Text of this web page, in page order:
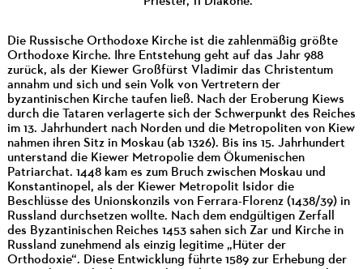
Die Russische Orthodoxe Kirche ist die zahlenmäßig größte
Orthodoxe Kirche. Ihre Entstehung geht auf das Jahr 988
zurück, als der Kiewer Großfürst Vladimir das Christentum
annahm und sich und sein Volk von Vertretern der
byzantinischen Kirche taufen ließ. Nach der Eroberung Kiews
durch die Tataren verlagerte sich der Schwerpunkt des Reiches
im 13. Jahrhundert nach Norden und die Metropoliten von Kiew
nahmen ihren Sitz in Moskau (ab 1326). Bis ins 15. Jahrhundert
unterstand die Kiewer Metropolie dem Ökumenischen
Patriarchat. 1448 kam es zum Bruch zwischen Moskau und
Konstantinopel, als der Kiewer Metropolit Isidor die
Beschlüsse des Unionskonzils von Ferrara-Florenz (1438/39) in
Russland durchsetzen wollte. Nach dem endgültigen Zerfall
des Byzantinischen Reiches 1453 sahen sich Zar und Kirche in
Russland zunehmend als einzig legitime „Hüter der
Orthodoxie“. Diese Entwicklung führte 1589 zur Erhebung der